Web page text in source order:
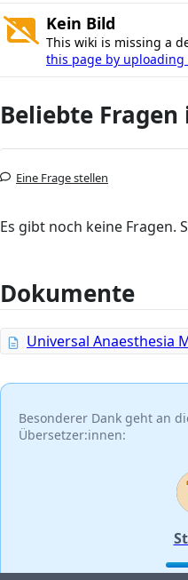
Kein Bild
This wiki is missing a
this page by uploading
Beliebte
Eine Frage stellen
Es gibt noch keine Fragen.
Dokumente
Universal Anaesthesia
Besonderer Dank geht an
Übersetzer:innen: